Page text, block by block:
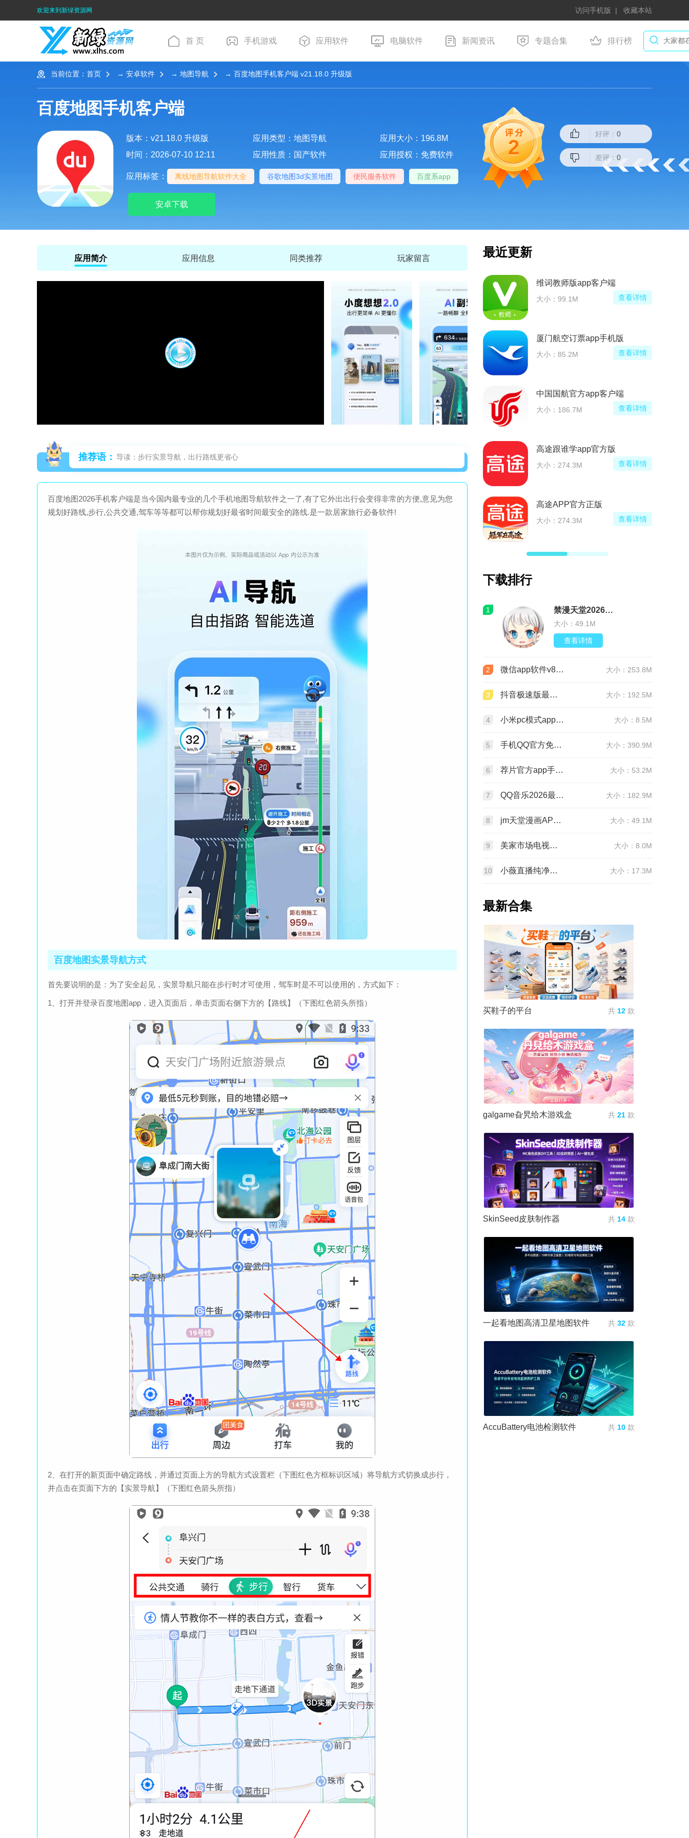
欢迎来到新绿资源网 访问手机版 收藏本站
首 页 手机游戏 应用软件 电脑软件 新闻资讯 专题合集 排行榜
当前位置： 首页 → 安卓软件 → 地图导航 → 百度地图手机客户端 v21.18.0 升级版
百度地图手机客户端
版本：v21.18.0 升级版 应用类型：地图导航
应用大小：196.8M
时间：2026-07-10 12:11
应用性质：国产软件 应用授权：免费软件
应用标签： 离线地图导航软件大全 谷歌地图3d实景地图 便民服务软件 百度系app
安卓下载
2
好评： 0
差评： 0
应用简介 应用信息 同类推荐 玩家留言
推荐语： 导读：步行实景导航，出行路线更省心
百度地图2026手机客户端是当今国内最专业的几个手机地图导航软件之一了,有了它外出出行会变得非常的方便,意见为您
规划好路线,步行,公共交通,驾车等等都可以帮你规划好最省时间最安全的路线.是一款居家旅行必备软件!
百度地图实景导航方式
首先要说明的是：为了安全起见，实景导航只能在步行时才可使用，驾车时是不可以使用的，方式如下：
1、打开并登录百度地图app，进入页面后，单击页面右侧下方的【路线】（下图红色箭头所指）
2、在打开的新页面中确定路线，并通过页面上方的导航方式设置栏（下图红色方框标识区域）将导航方式切换成步行，
并点击在页面下方的【实景导航】（下图红色箭头所指）
最近更新
维词教师版app客户端
大小：99.1M 查看详情
厦门航空订票app手机版
大小：85.2M 查看详情
中国国航官方app客户端
大小：186.7M 查看详情
高途跟谁学app官方版
大小：274.3M 查看详情
高途APP官方正版
查看详情
指间剧州app手机版
大小：45.2M
MiniMax官方正版
大小：39.6M
大小：37.9M
呵呵手游盒子官方最新
大小：16.7M
大小：72.5M
下载排行
1 禁漫天堂2026最新版安装包(JMComic3)v2.0.30安卓版
大小：49.1M
查看详情
2 微信app软件v8.0.76 官方版 大小：253.8M
3 抖音极速版最新版本官方版2026v39.9.0安卓版 大小：192.5M
4 小米pc模式app安装包(小米pc模式beta版)v12.1.208.5平板版 大小：8.5M
5 手机QQ官方免费最新版v9.3.30 官方正版 大小：390.9M
6 荐片官方app手机最新版v4.2.5安卓版 大小：53.2M
7 QQ音乐2026最新版app20.6.5.8 官方安卓版 大小：182.9M
8 jm天堂漫画APP安装包v2.0.30安卓最新版 大小：49.1M
9 美家市场电视版安装包v3.3.1安卓TV版 大小：8.0M
10 小薇直播纯净版tv版安装包v2.7.0.6足道纯净版 大小：17.3M
最新合集
买鞋子的平台 共 12 款
galgame旮旯给木游戏盒 共 21 款
SkinSeed皮肤制作器 共 14 款
一起看地图高清卫星地图软件 共 32 款
AccuBattery电池检测软件 共 10 款